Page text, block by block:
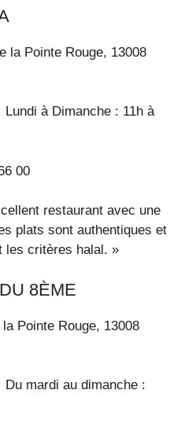
la Pointe Rouge, 13008
Lundi à Dimanche : 11h à
00
restaurant avec une
plats sont authentiques et
les critères halal. »
8ÈME
Pointe Rouge, 13008
Du mardi au dimanche :